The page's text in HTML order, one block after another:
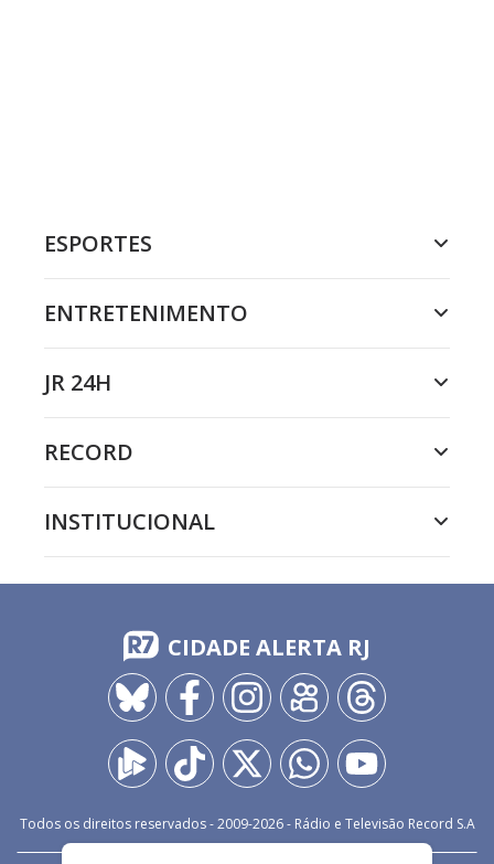
ESPORTES
ENTRETENIMENTO
JR 24H
RECORD
INSTITUCIONAL
CIDADE ALERTA RJ
Todos os direitos reservados - 2009-2026- Rádio e Televisão Record S.A